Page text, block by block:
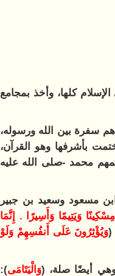
كلها، وأخذ بمجامع
هم سفرة بين الله ورسوله،
بأشرفها وهو القرآن،
محمد -صلى الله عليه
مسعود وسعيد بن جبير
وَيَتِيمًا وَأَسِيرًا . إِنَّمَا
(وَيُؤْثِرُونَ عَلَى أَنفُسِهِمْ وَلَوْ
أيضًا صلة، (وَالْيَتَامَى):